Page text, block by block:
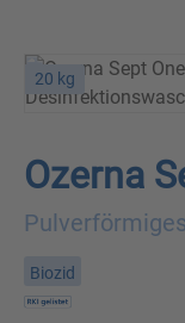
20 kg
Ozerna
Biozid